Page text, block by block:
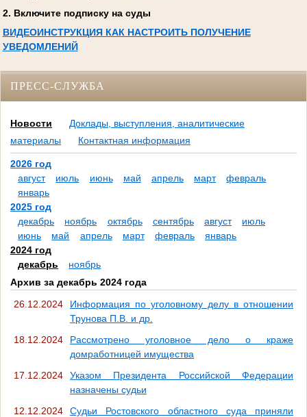
2. Включите подписку на суды
ВИДЕОИНСТРУКЦИЯ КАК НАСТРОИТЬ ПОЛУЧЕНИЕ
УВЕДОМЛЕНИЙ
ПРЕСС-СЛУЖБА
Новости
Доклады, выступления, аналитические
материалы
Контактная информация
2026 год
август
июль июнь май апрель март
февраль
январь
2025 год
декабрь
ноябрь октябрь сентябрь август
июль
июнь
май апрель март февраль
январь
2024 год
декабрь
ноябрь
Архив за декабрь 2024 года
26.12.2024
Информация по уголовному делу в отношении
Трунова П.В. и др.
18.12.2024
Рассмотрено уголовное дело о краже
домработницей имущества
17.12.2024
Указом Президента Российской Федерации
назначены судьи
12.12.2024
Судьи Ростовского областного суда приняли